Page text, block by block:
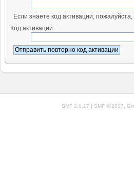
Если знаете код активации, пожалуйста,
Код активации:
SMF 2.0.17 | SMF © 2017